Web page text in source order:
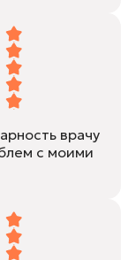
врачу
с моими